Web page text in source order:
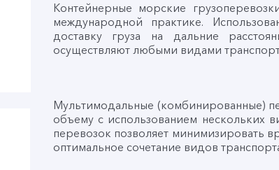
Контейнерные морские
международной практике.
доставку груза на дальние
осуществляют любыми видами
Мультимодальные (комбинированные)
объему с использованием нескольких
перевозок позволяет минимизировать
оптимальное сочетание видов